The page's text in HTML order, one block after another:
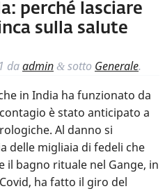
perché lasciare
sulla salute
daadmin & sotto Generale.
in India ha funzionato da
è stato anticipato a
Al danno si
delle migliaia di fedeli che
il bagno rituale nel Gange, in
ha fatto il giro del